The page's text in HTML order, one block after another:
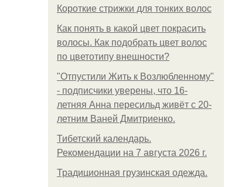
Короткие стрижки для тонких волос
Как понять в какой цвет покрасить
волосы. Как подобрать цвет волос
по цветотипу внешности?
"Отпустили Жить к Возлюбленному"
- подписчики уверены, что 16-
летняя Анна пересильд живёт с 20-
летним Ваней Дмитриенко.
Тибетский календарь.
Рекомендации на 7 августа 2026 г.
Традиционная грузинская одежда.